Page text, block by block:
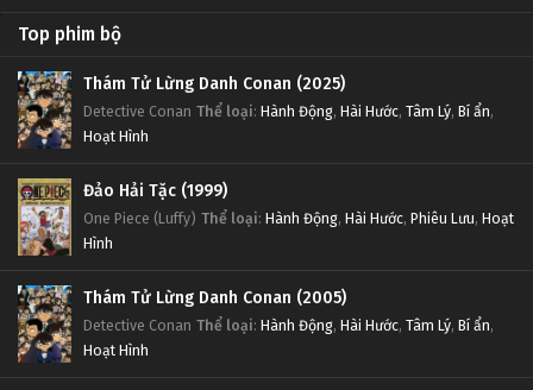
Top phim bộ
Thám Tử Lừng Danh Conan (2025)
Detective Conan Thể loại: Hành Động, Hài Hước, Tâm Lý, Bí ẩn,
Hoạt Hình
Đảo Hải Tặc (1999)
One Piece (Luffy) Thể loại: Hành Động, Hài Hước, Phiêu Lưu, Hoạt
Hình
Thám Tử Lừng Danh Conan (2005)
Detective Conan Thể loại: Hành Động, Hài Hước, Tâm Lý, Bí ẩn,
Hoạt Hình